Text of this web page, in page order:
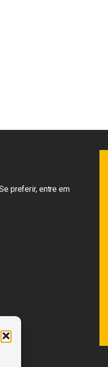
preferir, entre em